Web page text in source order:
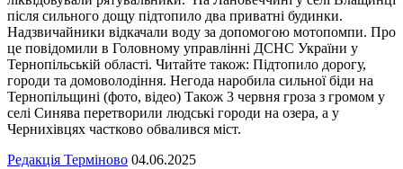
після сильного дощу підтопило два приватні будинки.
Надзвичайники відкачали воду за допомогою мотопомпи. Про
це повідомили в Головному управлінні ДСНС України у
Тернопільській області. Читайте також: Підтопило дорогу,
городи та домоволодіння. Негода наробила сильної біди на
Тернопільщині (фото, відео) Також 3 червня гроза з громом у
селі Синява перетворили людські городи на озера, а у
Чернихівцях частково обвалився міст.
Редакція Терміново 04.06.2025